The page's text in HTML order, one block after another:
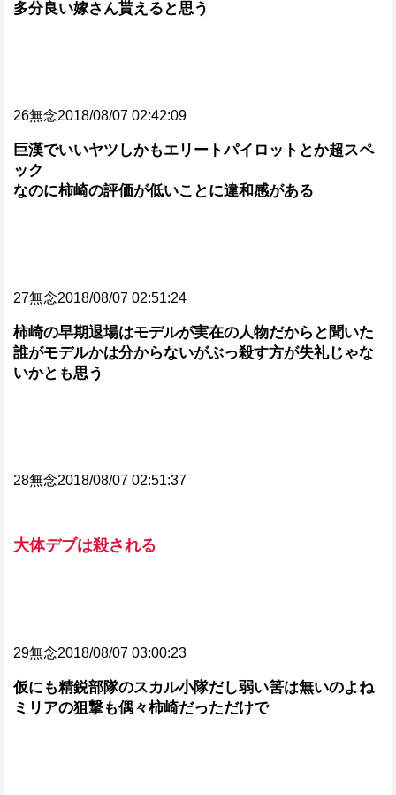
多分良い嫁さん貰えると思う
26無念2018/08/07 02:42:09
巨漢でいいヤツしかもエリートパイロットとか超スペ
ック
なのに柿崎の評価が低いことに違和感がある
27無念2018/08/07 02:51:24
柿崎の早期退場はモデルが実在の人物だからと聞いた
誰がモデルかは分からないがぶっ殺す方が失礼じゃな
いかとも思う
28無念2018/08/07 02:51:37
大体デブは殺される
29無念2018/08/07 03:00:23
仮にも精鋭部隊のスカル小隊だし弱い筈は無いのよね
ミリアの狙撃も偶々柿崎だっただけで